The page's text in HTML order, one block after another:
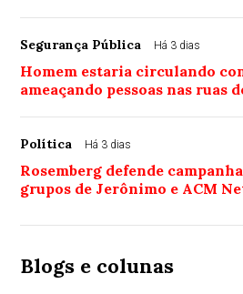
Segurança Pública Há 3 dias
Homem estaria circulando
ameaçando pessoas nas ruas
Política Há 3 dias
Rosemberg defende
grupos de Jerônimo e ACM
Blogs e colunas